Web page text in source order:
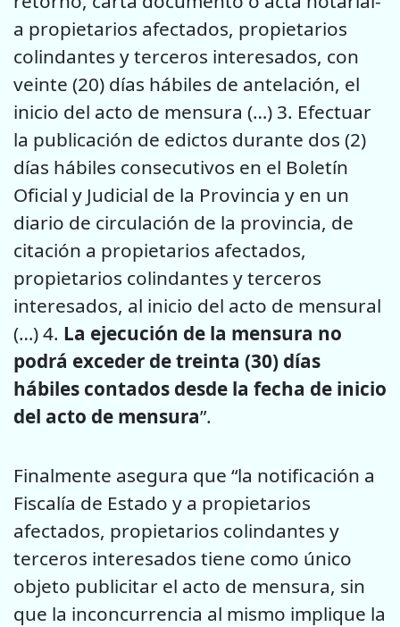
a propietarios afectados, propietarios
colindantes y terceros interesados, con
veinte (20) días hábiles de antelación, el
inicio del acto de mensura (…) 3. Efectuar
la publicación de edictos durante dos (2)
días hábiles consecutivos en el Boletín
Oficial y Judicial de la Provincia y en un
diario de circulación de la provincia, de
citación a propietarios afectados,
propietarios colindantes y terceros
interesados, al inicio del acto de mensural
(…) 4. La ejecución de la mensura no
podrá exceder de treinta (30) días
hábiles contados desde la fecha de inicio
del acto de mensura”.
Finalmente asegura que “la notificación a
Fiscalía de Estado y a propietarios
afectados, propietarios colindantes y
terceros interesados tiene como único
objeto publicitar el acto de mensura, sin
que la inconcurrencia al mismo implique la